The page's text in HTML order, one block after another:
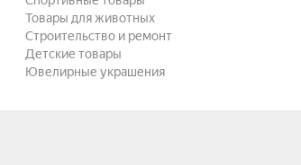
Товары для животных
Строительство и ремонт
Детские товары
Ювелирные украшения